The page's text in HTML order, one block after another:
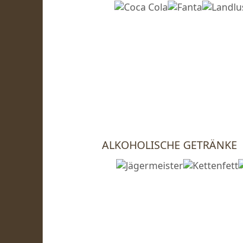
ALKOHOLISCHE GETRÄNKE